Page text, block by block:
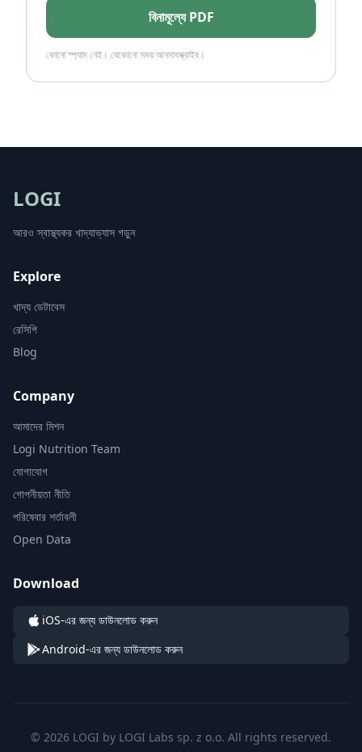
বিনামূল্যে PDF
কোনো স্প্যাম নেই। যেকোনো সময় আনসাবস্ক্রাইব।
LOGI
আরও স্বাস্থ্যকর খাদ্যাভ্যাস গড়ুন
Explore
খাদ্য ডেটাবেস
রেসিপি
Blog
Company
আমাদের মিশন
Logi Nutrition Team
যোগাযোগ
গোপনীয়তা নীতি
পরিষেবার শর্তাবলী
Open Data
Download
iOS-এর জন্য ডাউনলোড করুন
Android-এর জন্য ডাউনলোড করুন
© 2026 LOGI by LOGI Labs sp. z o.o. All rights reserved.